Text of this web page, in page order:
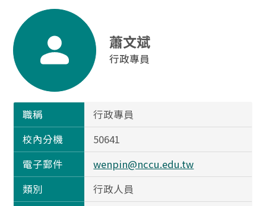
蕭文斌
行政專員
職稱
行政專員
校內分機
50641
電子郵件
wenpin@nccu.edu.tw
類別
行政人員